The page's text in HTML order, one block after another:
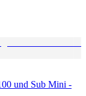
und Sub Mini -